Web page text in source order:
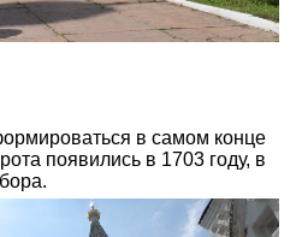
в самом конце
появились в 1703 году, в